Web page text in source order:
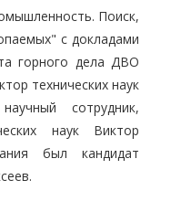
Поиск,
с докладами
горного дела ДВО
технических наук
сотрудник,
наук Виктор
был кандидат